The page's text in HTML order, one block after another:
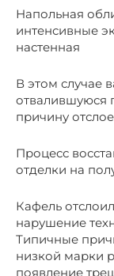
Напольная
интенсивные
настенная
В этом случае
отвалившуюся
причину
Процесс
отделки на
Кафель
нарушение
Типичные
низкой марки
появление